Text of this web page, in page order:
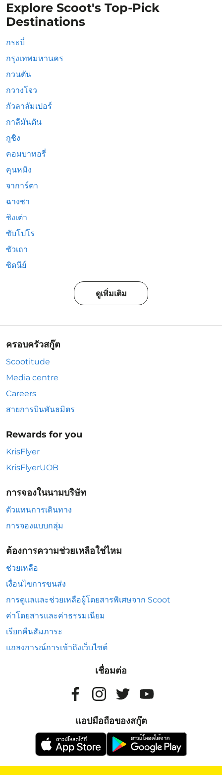
Explore Scoot's Top-Pick
Destinations
กระบี่
กรุงเทพมหานคร
กวนตัน
กวางโจว
กัวลาลัมเปอร์
กาลีมันตัน
กูชิง
คอมบาทอรี่
คุนหมิง
จาการ์ตา
ฉางชา
ชิงเต่า
ซับโปโร
ซัวเถา
ซิดนีย์
ดูเพิ่มเติม
ครอบครัวสกู๊ต
Scootitude
Media centre
Careers
สายการบินพันธมิตร
Rewards for you
KrisFlyer
KrisFlyerUOB
การจองในนามบริษัท
ตัวแทนการเดินทาง
การจองแบบกลุ่ม
ต้องการความช่วยเหลือใช่ไหม
ช่วยเหลือ
เงื่อนไขการขนส่ง
การดูแลและช่วยเหลือผู้โดยสารพิเศษจาก Scoot
ค่าโดยสารและค่าธรรมเนียม
เรียกคืนสัมภาระ
แถลงการณ์การเข้าถึงเว็บไซต์
เชื่อมต่อ
แอปมือถือของสกู๊ต